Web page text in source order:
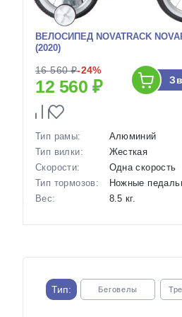
ВЕЛОСИПЕД NOVATRACK
(2020)
16 560 ₽-24%
12 560 ₽
Тип рамы:
Алюминий
Тип вилки:
Жесткая
Скорости:
Одна скорость
Тип тормозов:
Ножные
Вес:
8.5 кг.
Тип: Беговелы